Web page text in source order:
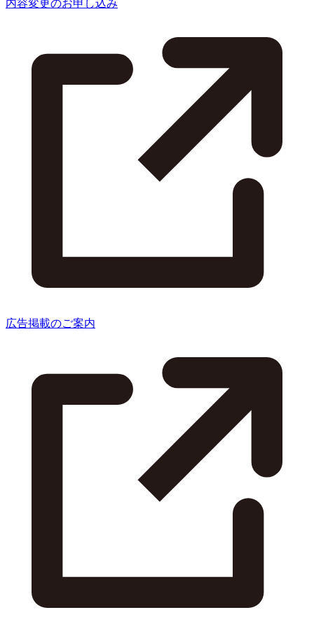
内容変更のお申し込み
広告掲載のご案内